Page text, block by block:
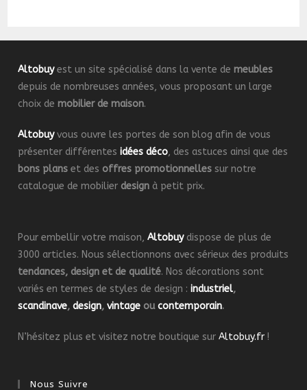
Altobuy est un site spécialisé dans la vente demeubles
depuis de nombreuses années, vous proposant un large
choix demobilier de maison.
Altobuy vous ouvre les portes de son blog afin de vous
présenter différentesidées déco, des astuces ainsi que des
bons plans et des offres promotionnelles sur notre
catalogue de mobilier design à petit prix.
Pour embellir votre maison,Altobuy dispose de plus de
3000 articles. Nous sélectionnons avec sérieux des produits
tendances, design et de qualité. Nos décorations sont
variés en termes de styles de design :industriel,
scandinave,design,vintage oucontemporain.
N’hésitez plus et visitez notre boutique surAltobuy.fr !
Nous Suivre